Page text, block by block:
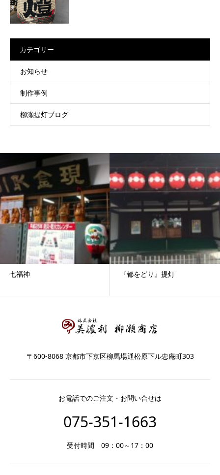
カテゴリー
お知らせ
制作事例
柳瀬提灯ブログ
七福神 『都をどり』提灯
〒600-8068 京都市下京区柳馬場通松原下ル忠庵町303
お電話でのご注文・お問い合せは
075-351-1663
受付時間 09：00～17：00